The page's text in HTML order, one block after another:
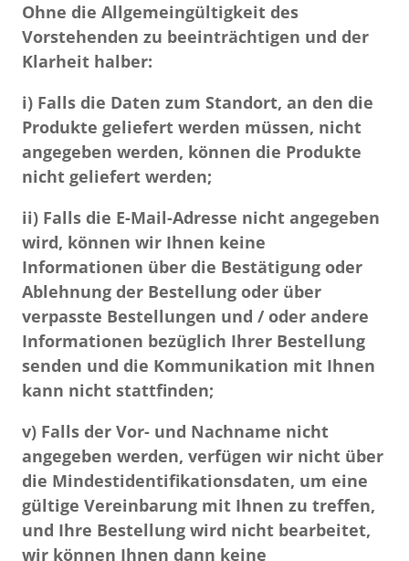
Ohne die Allgemeingültigkeit des
Vorstehenden zu beeinträchtigen und der
Klarheit halber:
i) Falls die Daten zum Standort, an den die
Produkte geliefert werden müssen, nicht
angegeben werden, können die Produkte
nicht geliefert werden;
ii) Falls die E-Mail-Adresse nicht angegeben
wird, können wir Ihnen keine
Informationen über die Bestätigung oder
Ablehnung der Bestellung oder über
verpasste Bestellungen und / oder andere
Informationen bezüglich Ihrer Bestellung
senden und die Kommunikation mit Ihnen
kann nicht stattfinden;
v) Falls der Vor- und Nachname nicht
angegeben werden, verfügen wir nicht über
die Mindestidentifikationsdaten, um eine
gültige Vereinbarung mit Ihnen zu treffen,
und Ihre Bestellung wird nicht bearbeitet,
wir können Ihnen dann keine